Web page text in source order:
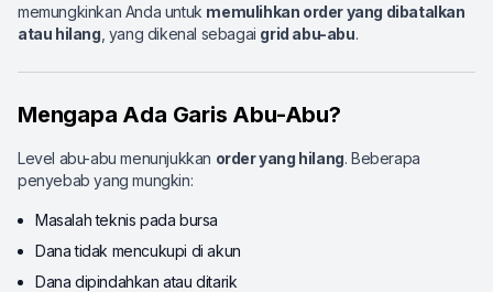
memungkinkan Anda untuk memulihkan order yang dibatalkan
atau hilang , yang dikenal sebagai grid abu-abu.
Mengapa Ada Garis Abu-Abu?
Level abu-abu menunjukkan order yang hilang. Beberapa
penyebab yang mungkin:
Masalah teknis pada bursa
Dana tidak mencukupi di akun
Dana dipindahkan atau ditarik